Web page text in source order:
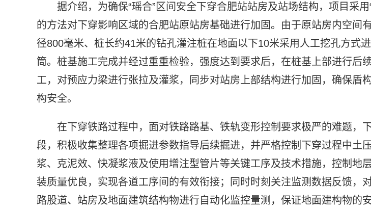
据介绍，为确保“瑶合”区间安全下穿合肥站站房及站场结构，项目采
的方法对下穿影响区域的合肥站原站房基础进行加固。由于原站房内空间
径800毫米、桩长约41米的钻孔灌注桩在地面以下10米采用人工挖孔方式
筒。桩基施工完成并经过重重检验，强度达到要求后，在桩基上部进行后
工，对预应力梁进行张拉及灌浆，同步对站房上部结构进行加固，确保盾
构安全。
在下穿铁路过程中，面对铁路路基、铁轨变形控制要求极严的难题，
段，积极收集整理各项掘进参数指导后续掘进，并严格控制下穿过程中土
浆、克泥效、快凝浆液及使用增注型管片等关键工序及技术措施，控制地
装质量优良，实现各道工序间的有效衔接；同时时刻关注监测数据反馈，
路股道、站房及地面建筑结构物进行自动化监控量测，保证地面建构物的